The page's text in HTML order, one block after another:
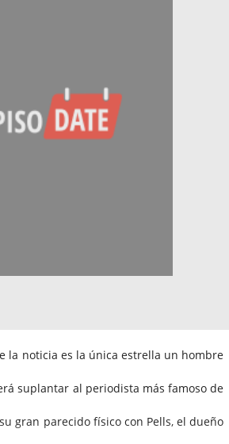
la noticia es la única estrella un hombre
suplantar al periodista más famoso de
gran parecido físico con Pells, el dueño